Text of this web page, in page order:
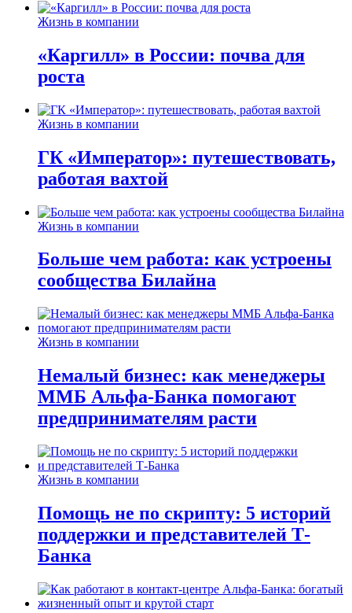
Жизнь в компании
«Каргилл» в России: почва для
роста
Жизнь в компании
ГК «Император»: путешествовать,
работая вахтой
Жизнь в компании
Больше чем работа: как устроены
сообщества Билайна
Жизнь в компании
Немалый бизнес: как менеджеры
ММБ Альфа-Банка помогают
предпринимателям расти
Жизнь в компании
Помощь не по скрипту: 5 историй
поддержки и представителей Т-
Банка